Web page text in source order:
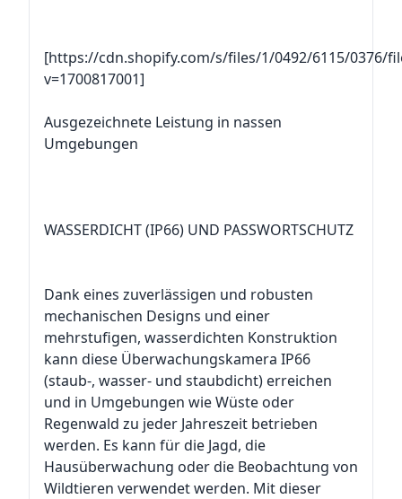
[https://cdn.shopify.com/s/files/1/0492/6115/0376/
v=1700817001]
Ausgezeichnete Leistung in nassen
Umgebungen
WASSERDICHT (IP66) UND PASSWORTSCHUTZ
Dank eines zuverlässigen und robusten
mechanischen Designs und einer
mehrstufigen, wasserdichten Konstruktion
kann diese Überwachungskamera IP66
(staub-, wasser- und staubdicht) erreichen
und in Umgebungen wie Wüste oder
Regenwald zu jeder Jahreszeit betrieben
werden. Es kann für die Jagd, die
Hausüberwachung oder die Beobachtung von
Wildtieren verwendet werden. Mit dieser